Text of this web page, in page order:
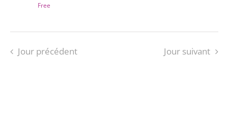
Free
Jour précédent Jour suivant